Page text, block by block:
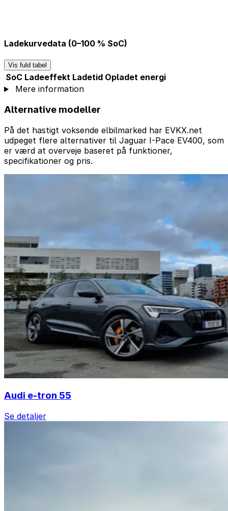
Ladekurvedata (0–100 % SoC)
Vis fuld tabel
SoC Ladeeffekt Ladetid Opladet energi
Mere information
Alternative modeller
På det hastigt voksende elbilmarked har EVKX.net
udpeget flere alternativer til Jaguar I-Pace EV400, som
er værd at overveje baseret på funktioner,
specifikationer og pris.
Audi e-tron 55
Se detaljer